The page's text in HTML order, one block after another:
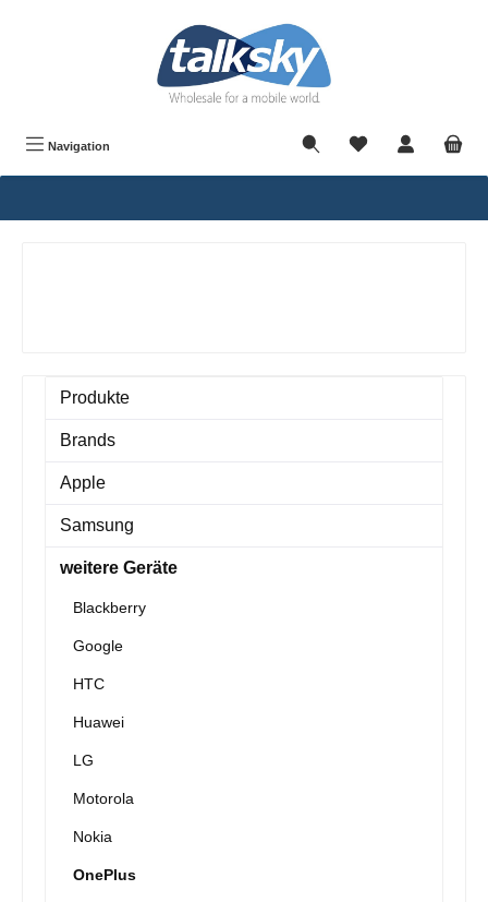
Navigation
Produkte
Brands
Apple
Samsung
weitere Geräte
Blackberry
Google
HTC
Huawei
LG
Motorola
Nokia
OnePlus